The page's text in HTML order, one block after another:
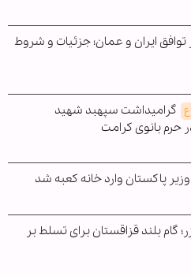
توافق ایران و عمان؛ جزئیات و شروط
ع گرامیداشت سپهبد شهید
حرم بانوی کرامت
پاکستان وارد خانه کعبه شد
گام بلند قزاقستان برای تسلط بر